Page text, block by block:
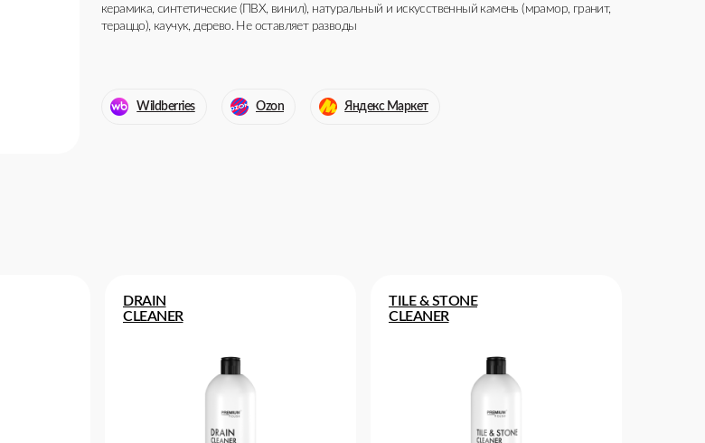
керамика, синтетические (ПВХ, винил), натуральный и искусственный камень (мрамор, гранит,
тераццо), каучук, дерево. Не оставляет разводы
DRAIN
CLEANER
TILE & STONE
CLEANER
Яндекс Маркет
Ozon
Wildberries